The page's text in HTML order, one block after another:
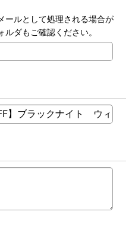
ールとして処理される場合が
ダもご確認ください。